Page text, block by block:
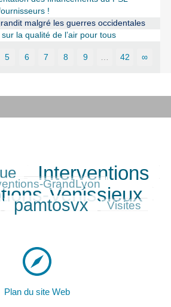
!
malgré les guerres occidentales
la qualité de l’air pour tous
5 6 7 8 9 42 ∞
Interventions
GrandLyon
Venissieux
pamtosvx Visites
Plan du site Web